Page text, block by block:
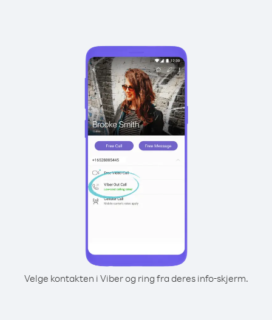
Velge kontakten i Viber og ring fra deres info-skjerm.